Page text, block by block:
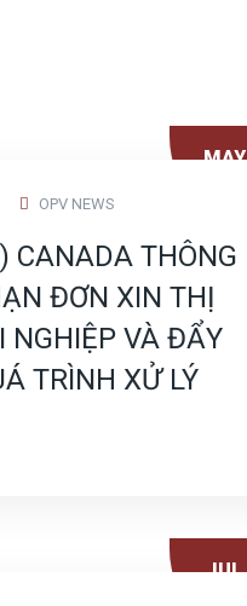
MAY
OPV NEWS
CANADA THÔNG
ĐƠN XIN THỊ
NGHIỆP VÀ ĐẨY
TRÌNH XỬ LÝ
JUL